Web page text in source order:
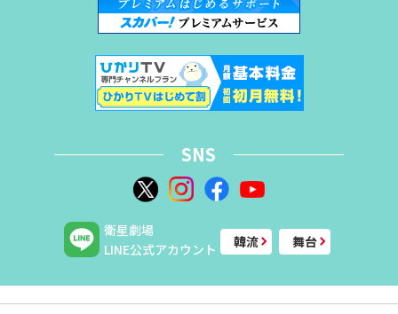
SNS
衛星劇場
LINE公式アカウント
韓流 舞台